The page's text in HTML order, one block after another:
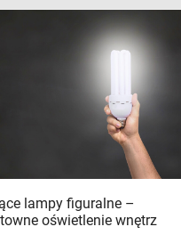
lampy figuralne –
oświetlenie wnętrz